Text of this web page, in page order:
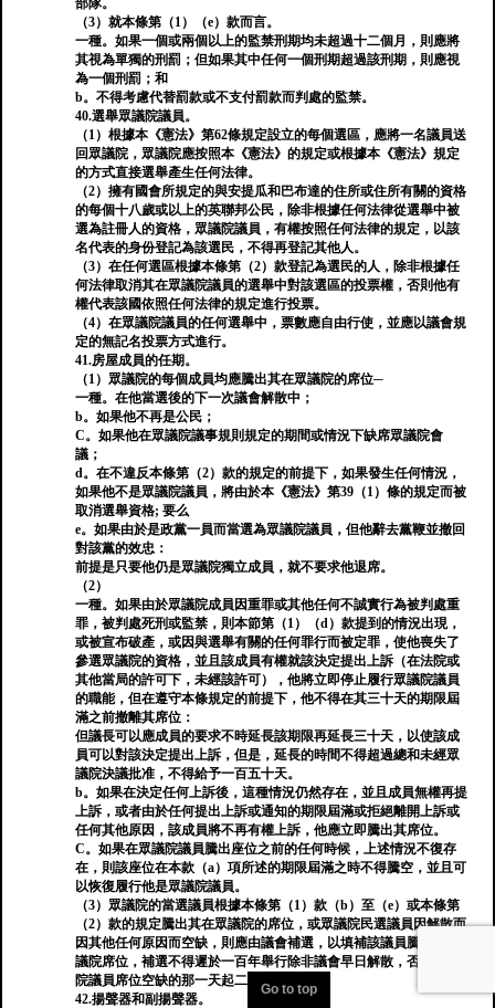
部隊。
（3）就本條第（1）（e）款而言。
一種。如果一個或兩個以上的監禁刑期均未超過十二個月，則應將
其視為單獨的刑罰；但如果其中任何一個刑期超過該刑期，則應視
為一個刑罰；和
b。不得考慮代替罰款或不支付罰款而判處的監禁。
40.選舉眾議院議員。
（1）根據本《憲法》第62條規定設立的每個選區，應將一名議員送
回眾議​​院，眾議院應按照本《憲法》的規定或根據本《憲法》規定
的方式直接選舉產生任何法律。
（2）擁有國會所規定的與安提瓜和巴布達的住所或住所有關的資格
的每個十八歲或以上的英聯邦公民，除非根據任何法律從選舉中被
選為註冊人的資格，眾議院議員，有權按照任何法律的規定，以該
名代表的身份登記為該選民，不得再登記其他人。
（3）在任何選區根據本條第（2）款登記為選民的人，除非根據任
何法律取消其在眾議院議員的選舉中對該選區的投票權，否則他有
權代表該國依照任何法律的規定進行投票。
（4）在眾議院議員的任何選舉中，票數應自由行使，並應以議會規
定的無記名投票方式進行。
41.房屋成員的任期。
（1）眾議院的每個成員均應騰出其在眾議院的席位─
一種。在他當選後的下一次議會解散中；
b。如果他不再是公民；
C。如果他在眾議院議事規則規定的期間或情況下缺席眾議院會
議；
d。在不違反本條第（2）款的規定的前提下，如果發生任何情況，
如果他不是眾議院議員，將由於本《憲法》第39（1）條的規定而被
取消選舉資格; 要么
e。如果由於是政黨一員而當選為眾議院議員，但他辭去黨鞭並撤回
對該黨的效忠：
前提是只要他仍是眾議院獨立成員，就不要求他退席。
（2）
一種。如果由於眾議院成員因重罪或其他任何不誠實行為被判處重
罪，被判處死刑或監禁，則本節第（1）（d）款提到的情況出現，
或被宣布破產，或因與選舉有關的任何罪行而被定罪，使他喪失了
參選眾議院的資格，並且該成員有權就該決定提出上訴（在法院或
其他當局的許可下，未經該許可），他將立即停止履行眾議院議員
的職能，但在遵守本條規定的前提下，他不得在其三十天的期限屆
滿之前撤離其席位：
但議長可以應成員的要求不時延長該期限再延長三十天，以使該成
員可以對該決定提出上訴，但是，延長的時間不得超過總和未經眾
議院決議批准，不得給予一百五十天。
b。如果在決定任何上訴後，這種情況仍然存在，並且成員無權再提
上訴，或者由於任何提出上訴或通知的期限屆滿或拒絕離開上訴或
任何其他原因，該成員將不再有權上訴，他應立即騰出其席位。
C。如果在眾議院議員騰出座位之前的任何時候，上述情況不復存
在，則該座位在本款（a）項所述的期限屆滿之時不得騰空，並且可
以恢復履行他是眾議院議員。
（3）眾議院的當選議員根據本條第（1）款（b）至（e）或本條第
（2）款的規定騰出其在眾議院的席位，或眾議院民選議員因解散而
因其他任何原因而空缺，則應由議會補選，以填補該議員騰出的眾
議院席位，補選不得遲於一百年舉行除非議會早日解散，否則眾議
院議員席位空缺的那一天起二十天后。
42.揚聲器和副揚聲器。
Go to top